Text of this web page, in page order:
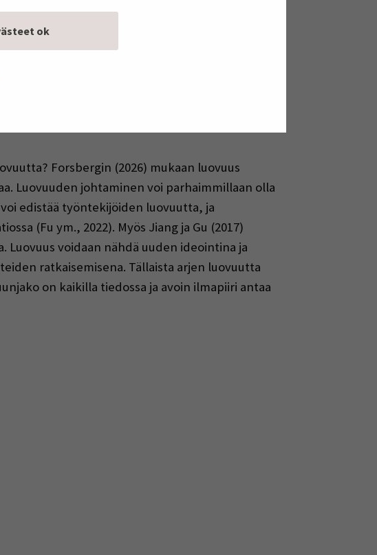
ok
kehittäjänä (Pirinen, 2021). Työpaikan
jotka ovat uusia ja hyödyllisiä
että pelkästään vapaus ja että on riittävästi
joissa työntekijällä on nähtävissä,
Forsbergin (2026) mukaan luovuus
Luovuuden johtaminen voi parhaimmillaan olla
edistää työntekijöiden luovuutta, ja
(Fu ym., 2022). Myös Jiang ja Gu (2017)
voidaan nähdä uuden ideointina ja
ratkaisemisena. Tällaista arjen luovuutta
on kaikilla tiedossa ja avoin ilmapiiri antaa